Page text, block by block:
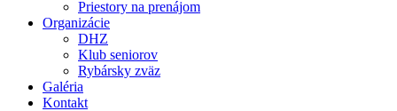
Priestory na prenájom
Organizácie
DHZ
Klub seniorov
Rybársky zväz
Galéria
Kontakt